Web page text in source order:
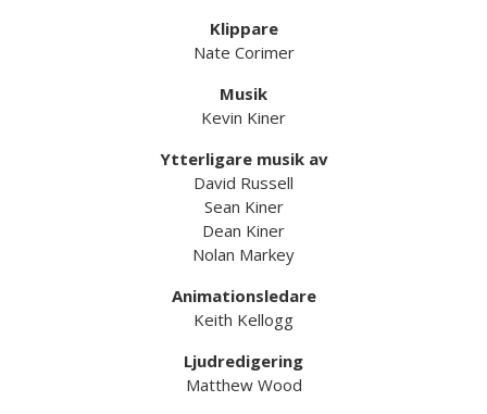
Klippare
Nate Corimer
Musik
Kevin Kiner
Ytterligare musik av
David Russell
Sean Kiner
Dean Kiner
Nolan Markey
Animationsledare
Keith Kellogg
Ljudredigering
Matthew Wood